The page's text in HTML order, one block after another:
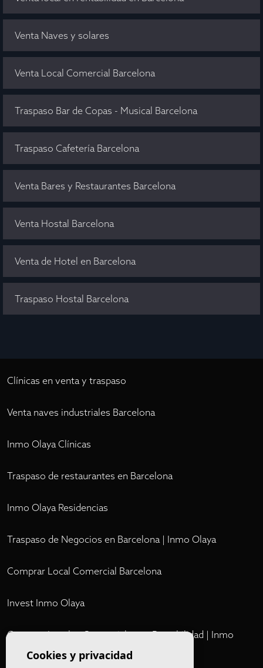
Venta Naves y solares
Venta Local Comercial Barcelona
Traspaso Bar de Copas - Musical Barcelona
Traspaso Cafetería Barcelona
Venta Bares y Restaurantes Barcelona
Venta Hostal Barcelona
Venta de Hotel en Barcelona
Traspaso Hostal Barcelona
Clínicas en venta y traspaso
Venta naves industriales Barcelona
Inmo Olaya Clínicas
Traspaso de restaurantes en Barcelona
Inmo Olaya Residencias
Traspaso de Negocios en Barcelona | Inmo Olaya
Comprar Local Comercial Barcelona
Invest Inmo Olaya
Comprar Locales Comerciales en Rentabilidad | Inmo
OlayaCookies y privacidad